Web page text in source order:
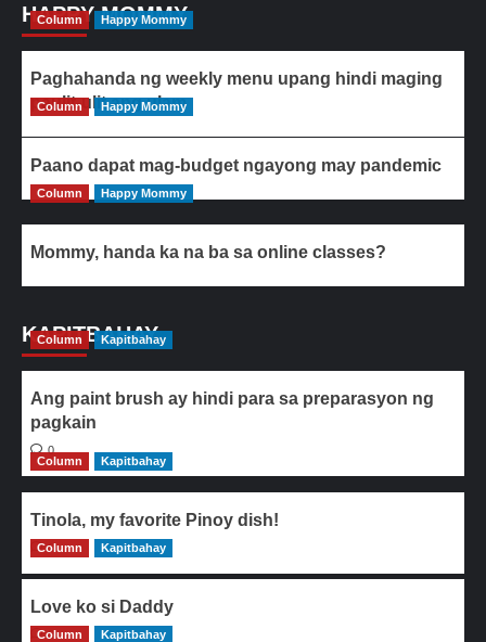
HAPPY MOMMY
Column Happy Mommy
Paghahanda ng weekly menu upang hindi maging
paulit-ulit ang ulam
Column Happy Mommy
Paano dapat mag-budget ngayong may pandemic
Column Happy Mommy
Mommy, handa ka na ba sa online classes?
KAPITBAHAY
Column Kapitbahay
Ang paint brush ay hindi para sa preparasyon ng
pagkain
0
Column
Kapitbahay
Tinola, my favorite Pinoy dish!
0
Column Kapitbahay
Love ko si Daddy
0
Column Kapitbahay